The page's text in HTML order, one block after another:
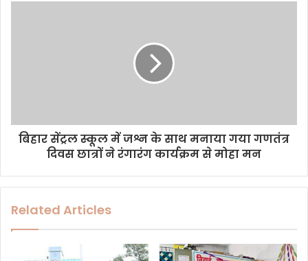
बिहार सेंट्रल स्कूल में जश्न के साथ मनाया गया गणतंत्र
दिवस छात्रों ने रंगारंग कार्यक्रम से मोहा मन
Related Articles